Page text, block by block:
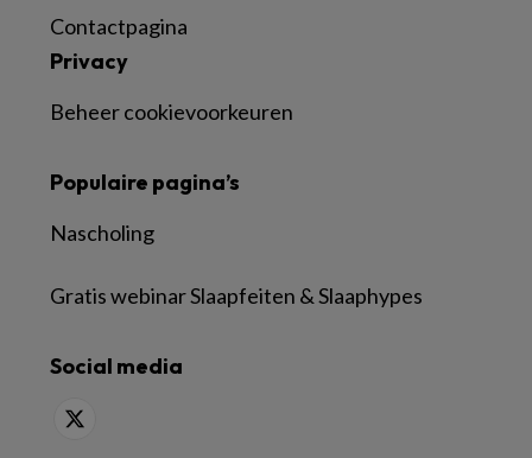
Contactpagina
Privacy
Beheer cookievoorkeuren
Populaire pagina’s
Nascholing
Gratis webinar Slaapfeiten & Slaaphypes
Social media